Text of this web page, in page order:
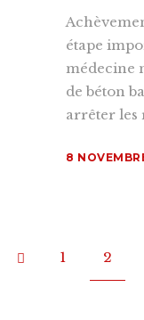
étape
médecine
de béton
arrêter les
8
1 2